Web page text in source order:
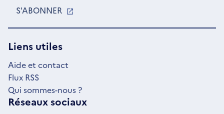
S'ABONNER
UNE
Liens utiles
Aide et contact
Flux RSS
Qui sommes-nous ?
Réseaux sociaux